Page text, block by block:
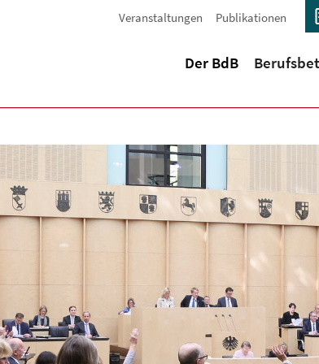
Veranstaltungen Publikationen
Der BdB(current)